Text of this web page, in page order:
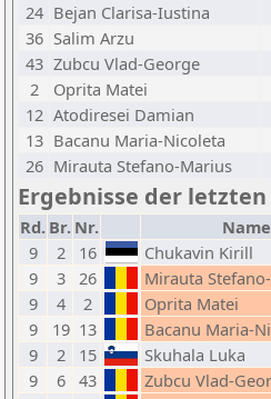
24 Bejan Clarisa-Iustina
36 Salim Arzu
43 Zubcu Vlad-George
2
Oprita Matei
12 Atodiresei Damian
13 Bacanu Maria-Nicoleta
26 Mirauta Stefano-Marius
Ergebnisse der letzten
Rd. Br. Nr. Name
9
2 16 Chukavin Kirill
9
3 26 Mirauta
9
4 2 Oprita Matei
9
19 13 Bacanu Maria-
9
2 15 Skuhala Luka
9
6 43 Zubcu Vlad-